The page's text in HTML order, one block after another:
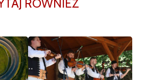
RÓWNIEŻ